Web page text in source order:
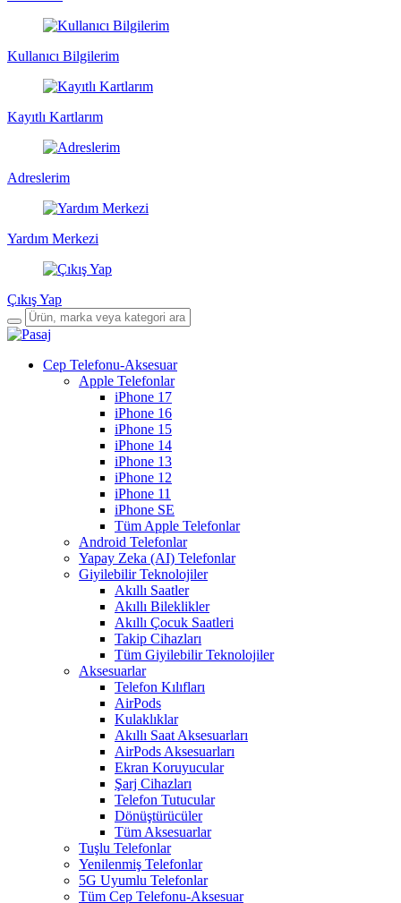
Kullanıcı Bilgilerim
Kayıtlı Kartlarım
Adreslerim
Yardım Merkezi
Çıkış Yap
Cep Telefonu-Aksesuar
Apple Telefonlar
iPhone 17
iPhone 16
iPhone 15
iPhone 14
iPhone 13
iPhone 12
iPhone 11
iPhone SE
Tüm Apple Telefonlar
Android Telefonlar
Yapay Zeka (AI) Telefonlar
Giyilebilir Teknolojiler
Akıllı Saatler
Akıllı Bileklikler
Akıllı Çocuk Saatleri
Takip Cihazları
Tüm Giyilebilir Teknolojiler
Aksesuarlar
Telefon Kılıfları
AirPods
Kulaklıklar
Akıllı Saat Aksesuarları
AirPods Aksesuarları
Ekran Koruyucular
Şarj Cihazları
Telefon Tutucular
Dönüştürücüler
Tüm Aksesuarlar
Tuşlu Telefonlar
Yenilenmiş Telefonlar
5G Uyumlu Telefonlar
Tüm Cep Telefonu-Aksesuar